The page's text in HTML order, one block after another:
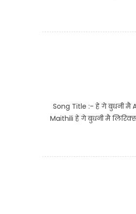
Song Title :- हे गे बुधनी मै
Maithili हे गे बुधनी मै लिरिक्स